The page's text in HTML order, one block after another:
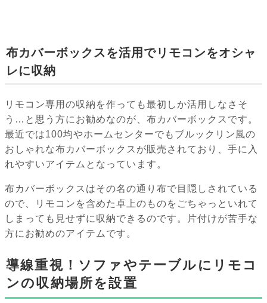
布カバーボックスを活用でリモコンをオシャ
レに収納
リモコン専用の収納を作っても最初しか活用しなさそ
う…と思う方にお勧めなのが、布カバーボックスです。
最近では100均やホームセンターでもブルックリン風の
おしゃれな布カバーボックスが販売されており、手に入
れやすいアイテムとなっています。
布カバーボックスはその名の通り布で目隠しされている
ので、リモコンを含めた卓上のものをごちゃっといれて
しまっても見せずに収納できるのです。片付けが苦手な
方にお勧めのアイテムです。
導線重視！ソファやテーブルにリモコ
ンの収納場所を設置